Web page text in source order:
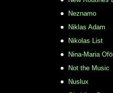
Neznamo
Niklas Adam
Nikolas List
Nina-Maria
Not the Music
Nuslux